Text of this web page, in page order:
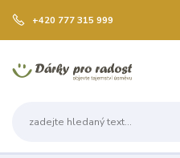
+420 777 315 999